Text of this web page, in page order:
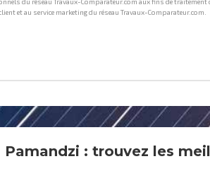
: trouvez les